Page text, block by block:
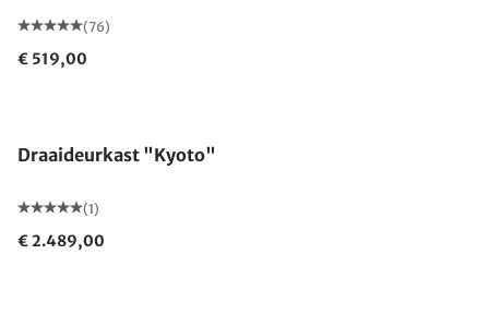
(76)
€ 519,00
Draaideurkast "Kyoto"
(1)
€ 2.489,00